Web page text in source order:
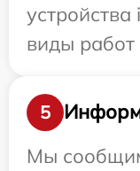
виды работ
5
Мы